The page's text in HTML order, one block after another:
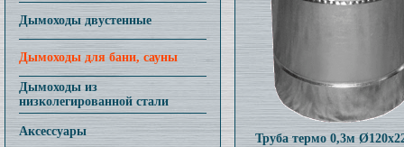
Дымоходы двустенные
Дымоходы для бани, сауны
Дымоходы из
низколегированной стали
Аксессуары
Труба термо 0,3м